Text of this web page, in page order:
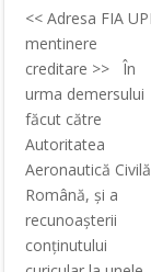
<< Adresa FIA
mentinere
creditare >> În
urma demersului
făcut către
Autoritatea
Aeronautică Civilă
Română, şi a
recunoaşterii
conţinutului